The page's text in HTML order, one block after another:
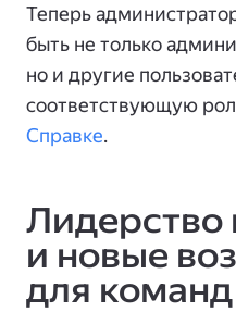
Теперь
быть не только
но и другие
соответствующую
Справке.
Лидерство
и новые
для команд